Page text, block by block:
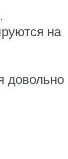
на
довольно